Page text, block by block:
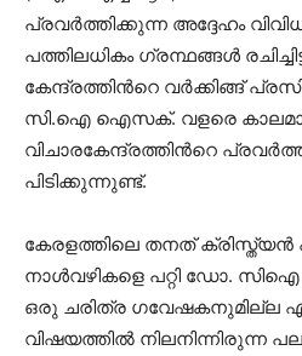
പ്രവർത്തിക്കുന്ന അദ്ദേഹം
പത്തിലധികം ഗ്രന്ഥങ്ങൾ
കേന്ദ്രത്തിൻറെ വർക്കിങ്ങ്
സി.ഐ ഐസക്. വളരെ
വിചാരകേന്ദ്രത്തിൻറെ
പിടിക്കുന്നുണ്ട്.
കേരളത്തിലെ തനത് ക്രിസ്ത്യൻ
നാൾവഴികളെ പറ്റി ഡോ.
ഒരു ചരിത്ര ഗവേഷകനുമില്ല
വിഷയത്തിൽ നിലനിന്നിരുന്ന